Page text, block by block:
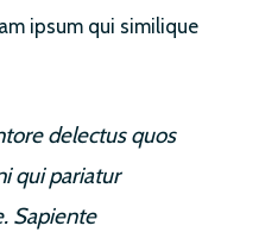
ipsum qui similique
delectus quos
qui pariatur
Sapiente